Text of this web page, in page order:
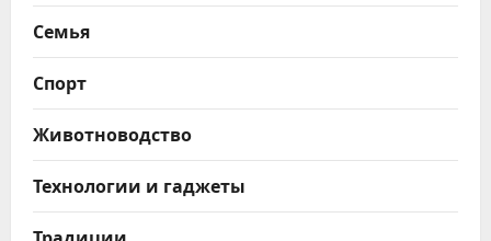
Семья
Спорт
Животноводство
Технологии и гаджеты